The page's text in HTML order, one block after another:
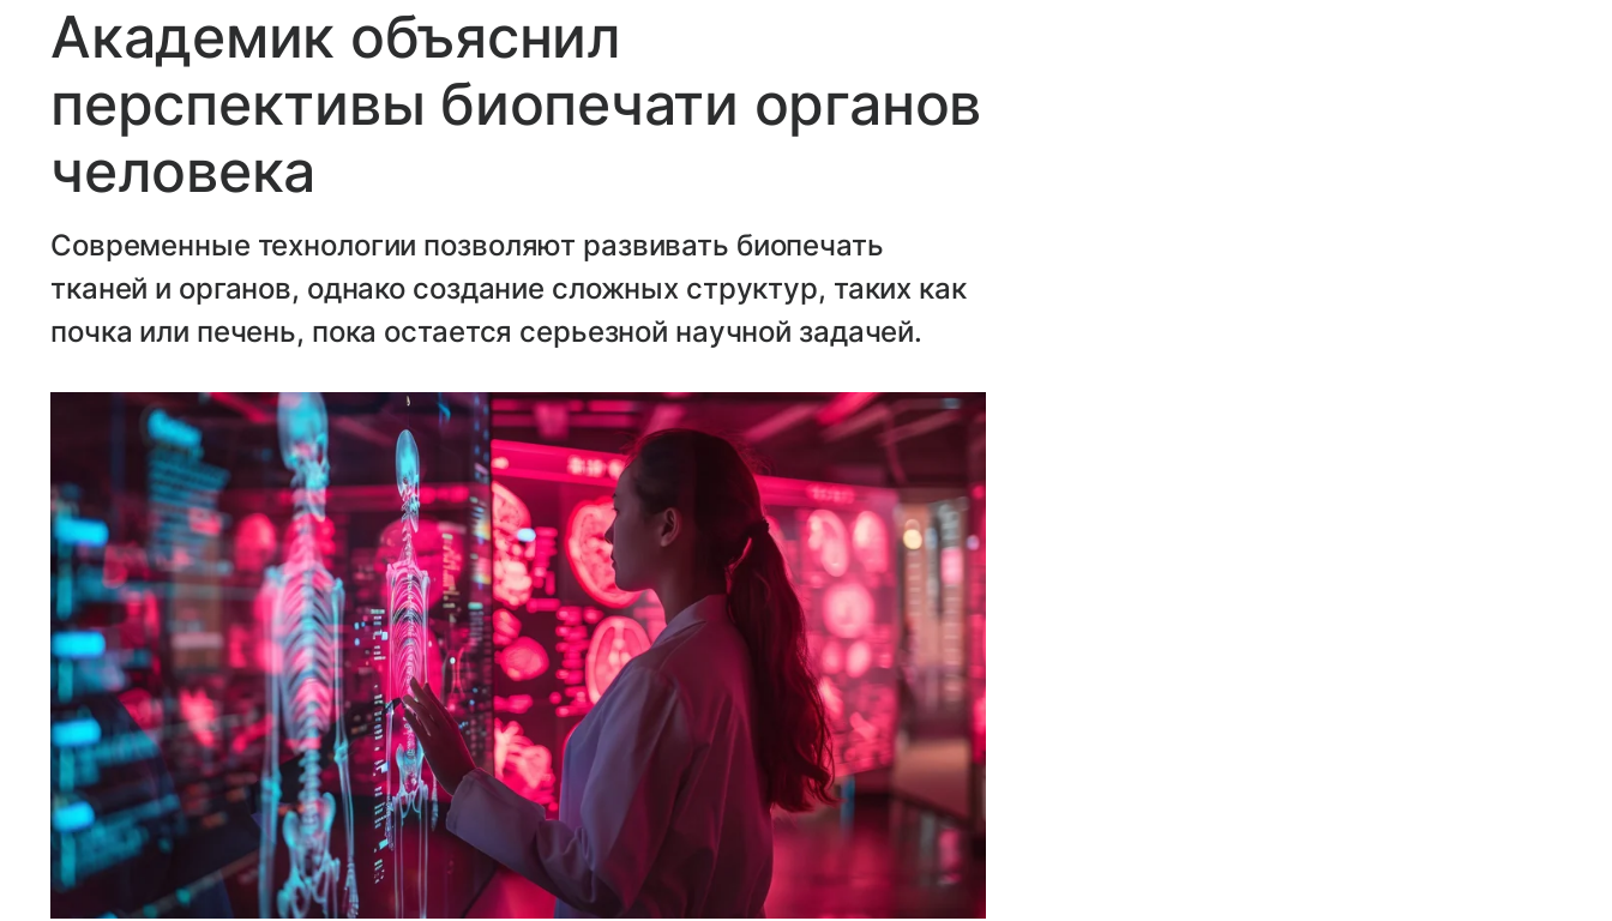
Академик объяснил
перспективы биопечати органов
человека
Современные технологии позволяют развивать биопечать
тканей и органов, однако создание сложных структур, таких как
почка или печень, пока остается серьезной научной задачей.